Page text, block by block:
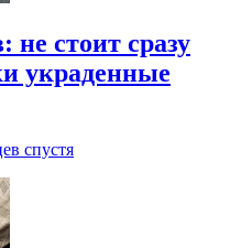
не стоит сразу
украденные
спустя